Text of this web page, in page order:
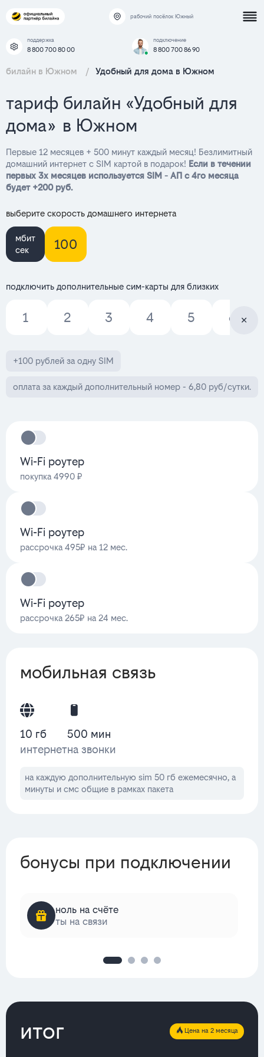
рабочий посёлок Южный
поддержка
8 800 700 80 00
подключение
8 800 700 86 90
билайн в Южном / Удобный для дома в Южном
тариф билайн «Удобный для
дома» в Южном
Первые 12 месяцев + 500 минут каждый месяц! Безлимитный
домашний интернет с SIM картой в подарок! Если в течении
первых 3х месяцев используется SIM - АП с 4го месяца
будет +200 руб.
выберите скорость домашнего интернета
мбит
сек
100
подключить дополнительные сим-карты для близких
1 2 3 4 5 6
+100 рублей за одну SIM
оплата за каждый дополнительный номер - 6,80 руб/сутки.
Wi-Fi роутер
покупка 4990 ₽
Wi-Fi роутер
рассрочка 495₽ на 12 мес.
Wi-Fi роутер
рассрочка 265₽ на 24 мес.
мобильная связь
10 гб
интернет
500 мин
на звонки
на каждую дополнительную sim 50 гб ежемесячно, а
минуты и смс общие в рамках пакета
бонусы при подключении
ноль на счёте
ты на связи
итог Цена на 2 месяца